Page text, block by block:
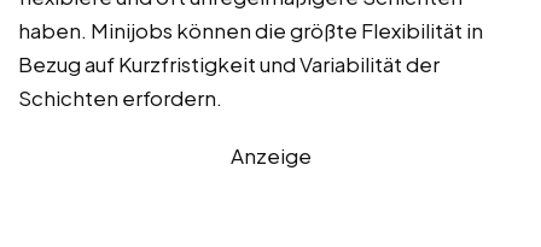
haben. Minijobs können die größte Flexibilität in
Bezug auf Kurzfristigkeit und Variabilität der
Schichten erfordern.
Anzeige